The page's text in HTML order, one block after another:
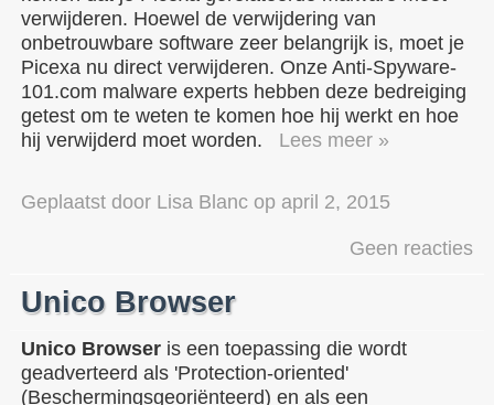
verwijderen. Hoewel de verwijdering van
onbetrouwbare software zeer belangrijk is, moet je
Picexa nu direct verwijderen. Onze Anti-Spyware-
101.com malware experts hebben deze bedreiging
getest om te weten te komen hoe hij werkt en hoe
hij verwijderd moet worden.
Lees meer »
Geplaatst door Lisa Blanc op april 2, 2015
Geen reacties
Unico Browser
Unico Browser is een toepassing die wordt
geadverteerd als 'Protection-oriented'
(Beschermingsgeoriënteerd) en als een